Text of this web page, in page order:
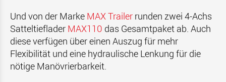
Und von der Marke MAX Trailer runden zwei 4-Achs
Satteltieflader MAX110 das Gesamtpaket ab. Auch
diese verfügen über einen Auszug für mehr
Flexibilität und eine hydraulische Lenkung für die
nötige Manövrierbarkeit.